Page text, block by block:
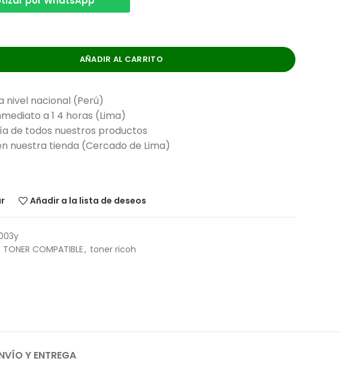
AÑADIR AL CARRITO
nivel nacional (Perú)
a 1 4 horas (Lima)
de todos nuestros productos
nuestra tienda (Cercado de Lima)
Añadir a la lista de deseos
TONER COMPATIBLE, toner ricoh
Y ENTREGA